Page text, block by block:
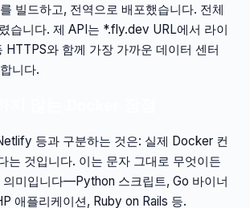
빌드하고, 전역으로 배포했습니다. 전체
습니다. 제 API는 *.fly.dev URL에서 라이
HTTPS와 함께 가장 가까운 데이터 센터
니다.
등과 구분하는 것은: 실제 Docker 컨
는 것입니다. 이는 문자 그대로 무엇이든
의미입니다—Python 스크립트, Go 바이너
애플리케이션, Ruby on Rails 등.